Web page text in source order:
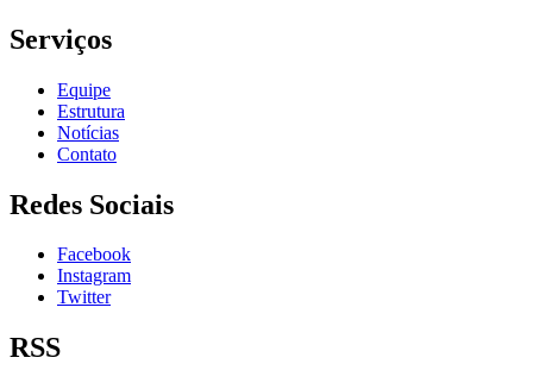
Serviços
Equipe
Estrutura
Notícias
Contato
Redes Sociais
Facebook
Instagram
Twitter
RSS